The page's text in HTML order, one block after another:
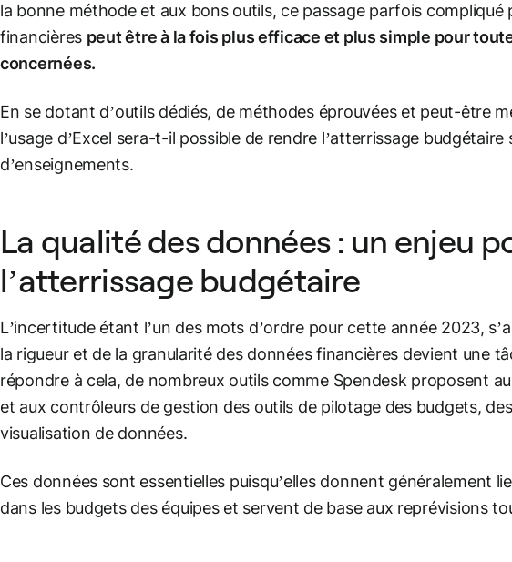
la bonne méthode et aux bons outils, ce passage parfois compliqué
financières peut être à la fois plus efficace et plus simple pour
concernées.
En se dotant d’outils dédiés, de méthodes éprouvées et peut-être
l’usage d’Excel sera-t-il possible de rendre l’atterrissage
d’enseignements.
La qualité des données : un enjeu
l’atterrissage budgétaire
L’incertitude étant l’un des mots d’ordre pour cette année 2023,
la rigueur et de la granularité des données financières devient une
répondre à cela, de nombreux outils comme Spendesk proposent
et aux contrôleurs de gestion des outils de pilotage des budgets,
visualisation de données.
Ces données sont essentielles puisqu’elles donnent généralement
dans les budgets des équipes et servent de base aux reprévisions